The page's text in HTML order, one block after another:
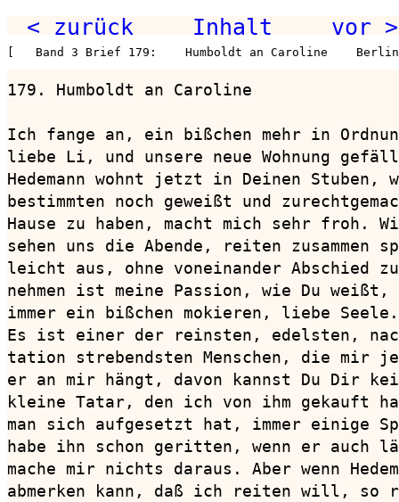
< zurück Inhalt vor >
[   Band 3 Brief 179:    Humboldt an Caroline
179. Humboldt an Caroline
Ich fange an, ein bißchen mehr in
liebe Li, und unsere neue Wohnung
Hedemann wohnt jetzt in Deinen Stuben,
bestimmten noch geweißt und
Hause zu haben, macht mich sehr froh.
sehen uns die Abende, reiten zusammen
leicht aus, ohne voneinander Abschied zu
nehmen ist meine Passion, wie Du
immer ein bißchen mokieren, liebe Seele.
Es ist einer der reinsten, edelsten,
tation strebendsten Menschen, die mir je
er an mir hängt, davon kannst Du Dir
kleine Tatar, den ich von ihm gekauft
man sich aufgesetzt hat, immer einige
habe ihn schon geritten, wenn er auch
mache mir nichts daraus. Aber wenn
abmerken kann, daß ich reiten will,